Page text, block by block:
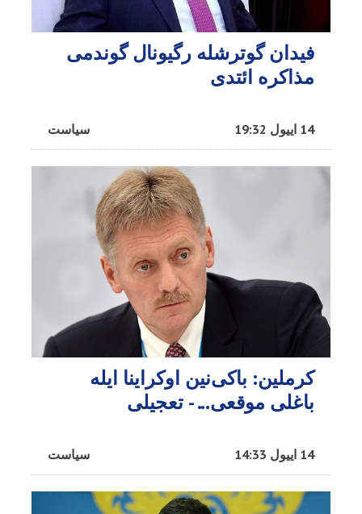
فیدان گوترشله رگیونال گوندمی
مذاکره ائتدی
سیاست 14 اییول 19:32
کرملین: باکی‌نین اوکراینا ایله
باغلی موقعی... - تعجیلی
سیاست 14 اییول 14:33